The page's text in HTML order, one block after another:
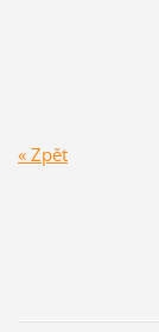
« Zpět